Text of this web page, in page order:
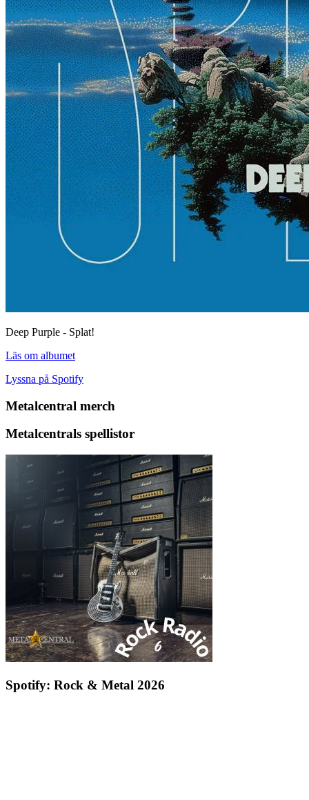
Deep Purple - Splat!
Läs om albumet
Lyssna på Spotify
Metalcentral merch
Metalcentrals spellistor
Spotify: Rock & Metal 2026